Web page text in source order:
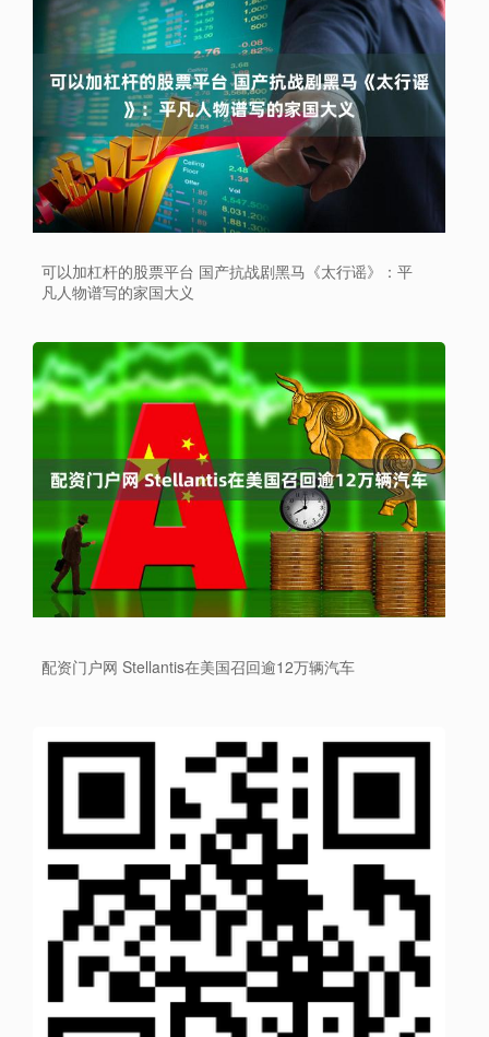
可以加杠杆的股票平台 国产抗战剧黑马《太行谣》：平
凡人物谱写的家国大义
配资门户网 Stellantis在美国召回逾12万辆汽车